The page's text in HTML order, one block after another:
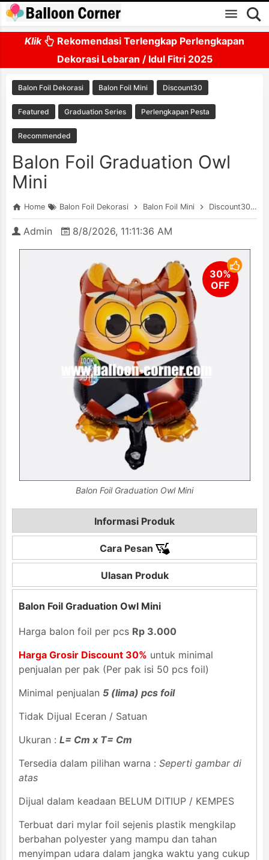
Skip to main content
Klik
Rekomendasi Terlengkap Perlengkapan
Dekorasi Lebaran / Idul Fitri 2025
Balon Foil Dekorasi Balon Foil Mini Discount30
Featured Graduation Series Perlengkapan Pesta
Recommended
Balon Foil Graduation Owl
Mini
Home Balon Foil Dekorasi Balon Foil Mini Discount30
Admin 8/8/2026, 11:11:36 AM
Balon Foil Graduation Owl Mini
Informasi Produk
Balon Foil Graduation Owl Mini
Harga balon foil per pcs Rp 3.000
Harga Grosir Discount 30% untuk minimal
penjualan per pak (Per pak isi 50 pcs foil)
Minimal penjualan 5 (lima) pcs foil
Tidak Dijual Eceran / Satuan
Ukuran : L= Cm x T= Cm
Tersedia dalam pilihan warna : Seperti gambar di
atas
Dijual dalam keadaan BELUM DITIUP / KEMPES
Terbuat dari mylar foil sejenis plastik mengkilap
berbahan polyester yang mampu dan tahan
menyimpan udara dalam jangka waktu yang cukup
Cara Pesan
Ulasan Produk